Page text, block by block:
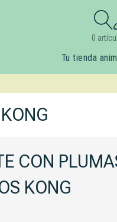
Tu tienda
0
CON
KONG